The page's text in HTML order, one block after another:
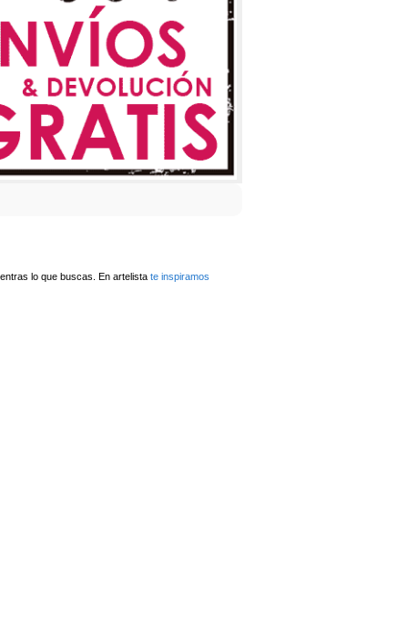
lo que buscas. En artelista te inspiramos